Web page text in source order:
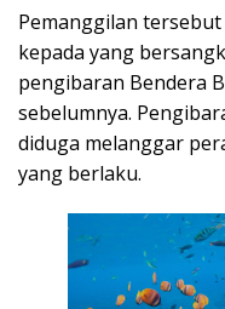
Pemanggilan
kepada yang
pengibaran Bendera
sebelumnya.
diduga melanggar
yang berlaku.